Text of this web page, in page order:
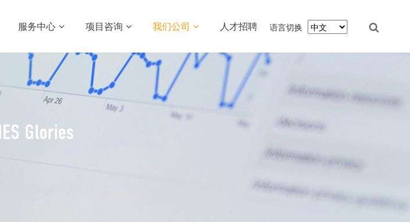
服务中心 项目咨询 我们公司 人才招聘 语言切换
Glories